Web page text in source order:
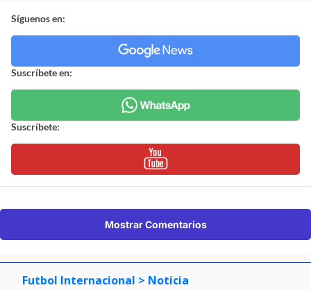
Síguenos en:
Suscríbete en:
Suscríbete:
Mostrar Comentarios
Futbol Internacional > Noticia